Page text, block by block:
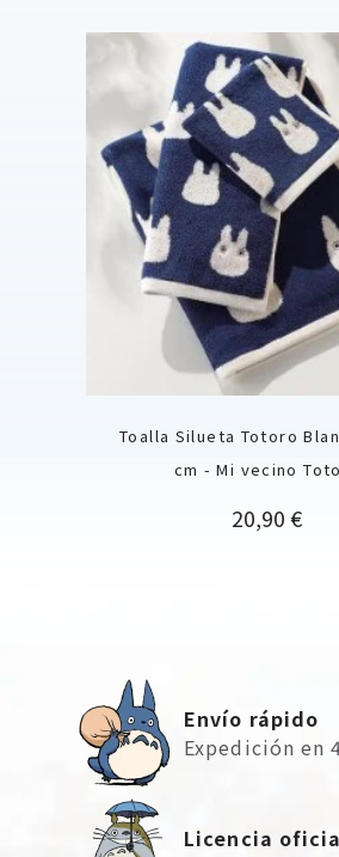
Toalla Silueta Totoro
cm - Mi vecino
Precio
20,90 €
Envío rápido
Expedición en
Licencia